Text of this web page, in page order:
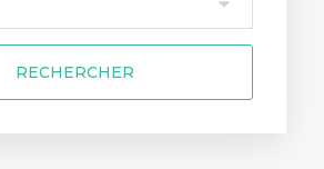
RECHERCHER